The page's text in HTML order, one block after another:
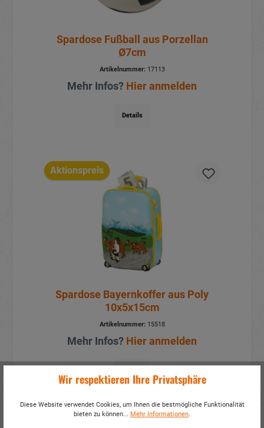
Spardose Fußball aus Porzellan
Ø7cm
Artikelnummer:17113
Mehr Infos? Hier anmelden
Details
Aktionspreis
Spardose Bayernkoffer aus Poly
10x5x15cm
Artikelnummer:15518
Mehr Infos? Hier anmelden
Wir respektieren Ihre Privatsphäre
Diese Website verwendet Cookies, um Ihnen die bestmögliche Funktionalität
bieten zu können... Mehr Informationen.